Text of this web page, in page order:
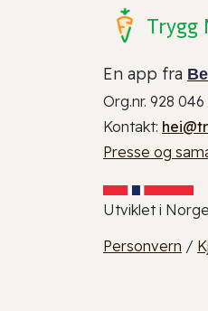
Trygg
En app fra
Org.nr. 928 046
Kontakt:
Presse og
Utviklet i Norge
Personvern /